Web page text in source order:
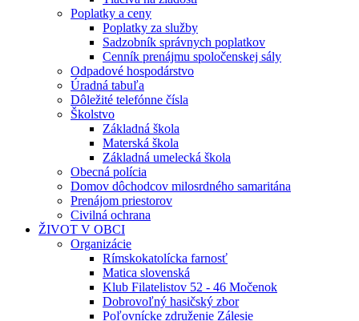
Poplatky a ceny
Poplatky za služby
Sadzobník správnych poplatkov
Cenník prenájmu spoločenskej sály
Odpadové hospodárstvo
Úradná tabuľa
Dôležité telefónne čísla
Školstvo
Základná škola
Materská škola
Základná umelecká škola
Obecná polícia
Domov dôchodcov milosrdného samaritána
Prenájom priestorov
Civilná ochrana
ŽIVOT V OBCI
Organizácie
Rímskokatolícka farnosť
Matica slovenská
Klub Filatelistov 52 - 46 Močenok
Dobrovoľný hasičský zbor
Poľovnícke združenie Zálesie